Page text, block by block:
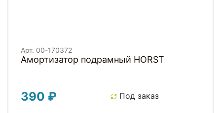
Арт. 00-170372
Амортизатор подрамный HORST
390 ₽ Под заказ